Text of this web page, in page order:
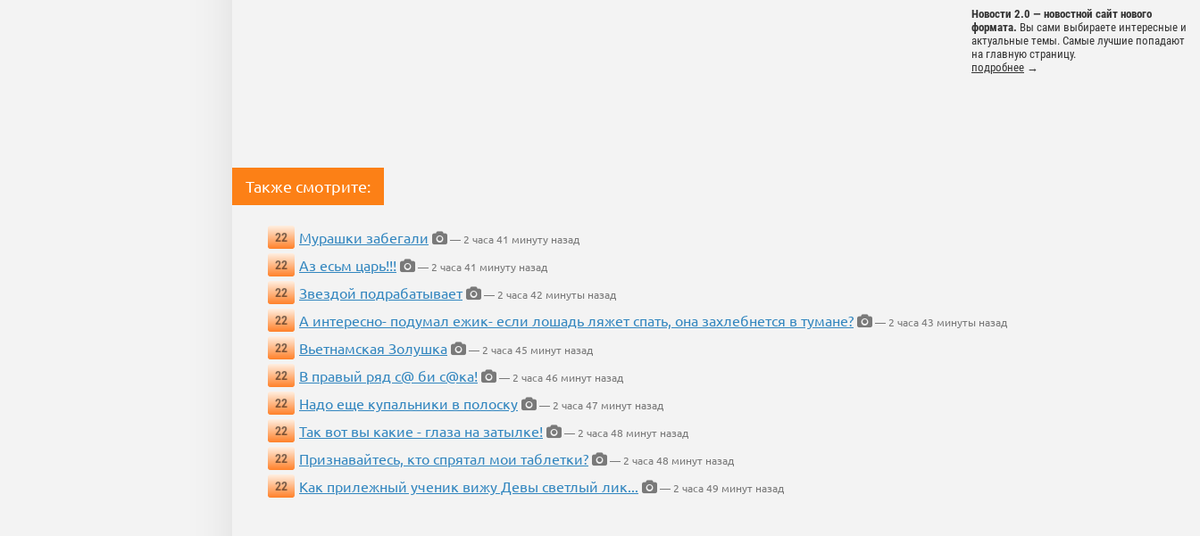
Новости 2.0 — новостной сайт нового
формата. Вы сами выбираете интересные и
актуальные темы. Самые лучшие попадают
на главную страницу.
подробнее →
Также смотрите:
22 Мурашки забегали
— 2 часа 41 минуту назад
22
Аз есьм царь!!!
— 2 часа 41 минуту назад
22
Звездой подрабатывает
— 2 часа 42 минуты назад
22
А интересно- подумал ежик- если лошадь ляжет спать, она захлебнется в тумане?
— 2 часа 43 минуты назад
22
Вьетнамская Золушка
— 2 часа 45 минут назад
22
В правый ряд с@ би с@ка!
— 2 часа 46 минут назад
22
Надо еще купальники в полоску
— 2 часа 47 минут назад
22
Так вот вы какие - глаза на затылке!
— 2 часа 48 минут назад
22
Признавайтесь, кто спрятал мои таблетки?
— 2 часа 48 минут назад
22
Как прилежный ученик вижу Девы светлый лик... — 2 часа 49 минут назад